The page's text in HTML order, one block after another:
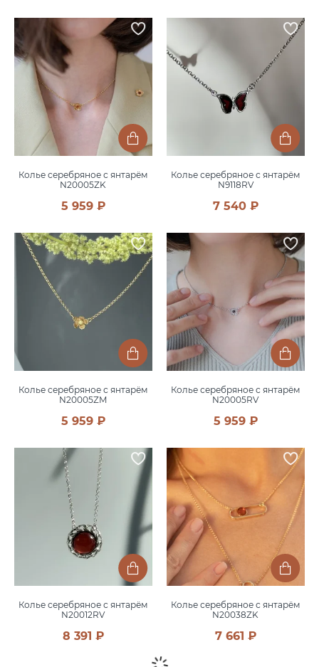
Колье серебряное с янтарём
N20005ZK
5 959 ₽
Колье серебряное с янтарём
N9118RV
7 540 ₽
Колье серебряное с янтарём
N20005ZM
5 959 ₽
Колье серебряное с янтарём
N20005RV
5 959 ₽
Колье серебряное с янтарём
N20012RV
8 391 ₽
Колье серебряное с янтарём
N20038ZK
7 661 ₽